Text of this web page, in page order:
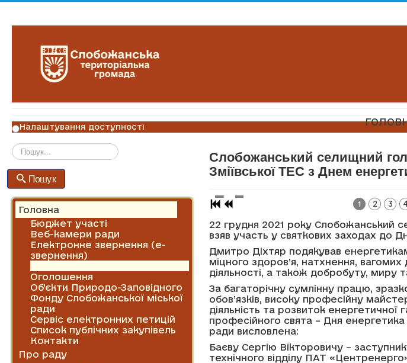
Налаштування доступності
Пошук
Головна
Бюджет участі
Веб-камери ради
Електронне звернення (е-
звернення)
Оголошення
Об'єкти Природо-Заповідного
Фонду Слобожанської міської
ради
Сервіс електронних петицій
Список публічних закупівель
Контакти
Про раду
Слобожанський селищний
Зміївської ТЕС з Днем
1 2 3 4
22 грудня 2021 року Слобожанський
взяв участь у святкових заходах до
Дмитро Діхтяр подякував
міцного здоров’я, натхнення, вагомих
діяльності, а також добробуту, миру
За багаторічну сумлінну працю,
обов’язків, високу професійну
діяльність та розвиток енергетичної
професійного свята – Дня
ради висловлена:
Баєву Сергію Вікторовичу –
технічного відділу ПАТ